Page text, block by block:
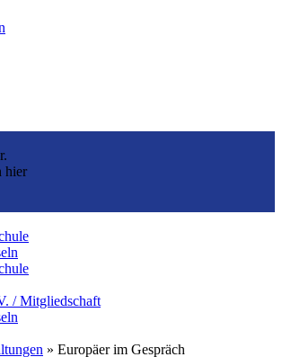
hier
/ Mitgliedschaft
» Europäer im Gespräch